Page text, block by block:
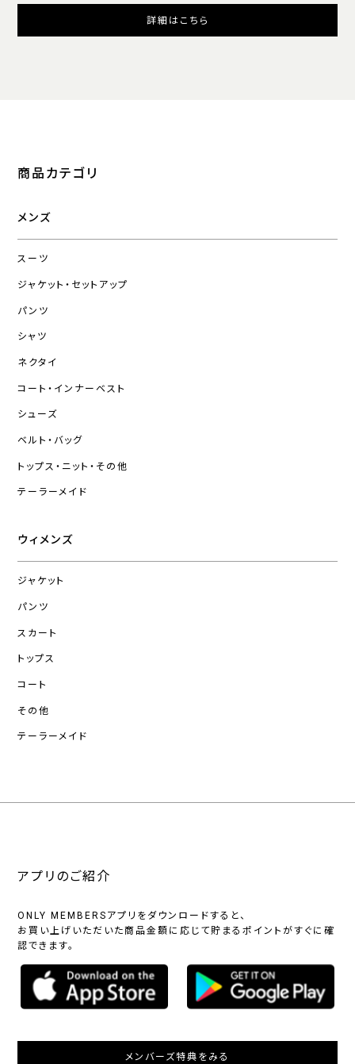
詳細はこちら
商品カテゴリ
メンズ
スーツ
ジャケット・セットアップ
パンツ
シャツ
ネクタイ
コート・インナーベスト
シューズ
ベルト・バッグ
トップス・ニット・その他
テーラーメイド
ウィメンズ
ジャケット
パンツ
スカート
トップス
コート
その他
テーラーメイド
アプリのご紹介
ONLY MEMBERSアプリをダウンロードすると、
お買い上げいただいた商品金額に応じて貯まるポイントがすぐに確
認できます。
メンバーズ特典をみる